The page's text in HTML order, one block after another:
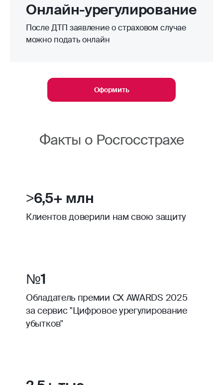
Онлайн-урегулирование
После ДТП заявление о страховом случае
можно подать онлайн
Оформить
Факты о Росгосстрахе
>6,5+ млн
Клиентов доверили нам свою защиту
№1
Обладатель премии CX AWARDS 2025
за сервис "Цифровое урегулирование
убытков"